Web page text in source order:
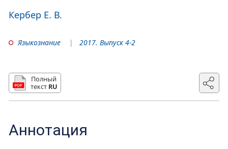
Кербер Е. В.
Языкознание 2017. Выпуск 4-2
Полный
текст RU
Аннотация